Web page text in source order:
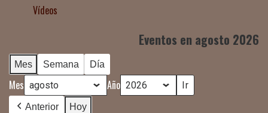
Vídeos
Eventos en agosto 2026
Mes Semana Día
Mes Año
Anterior Hoy